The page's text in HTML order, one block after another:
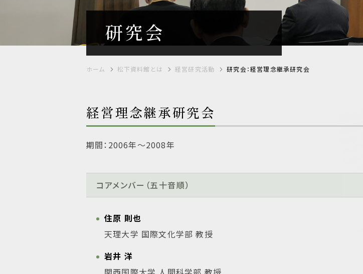
研究会
ホーム 松下資料館とは 経営研究活動 研究会：経営理念継承研究会
経営理念継承研究会
期間：2006年～2008年
コアメンバー（五十音順）
住原 則也
天理大学 国際文化学部 教授
岩井 洋